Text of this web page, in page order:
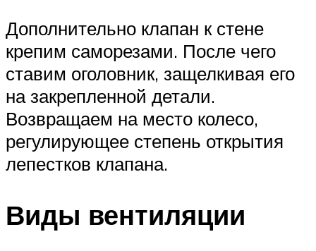
Дополнительно клапан к стене
крепим саморезами. После чего
ставим оголовник, защелкивая его
на закрепленной детали.
Возвращаем на место колесо,
регулирующее степень открытия
лепестков клапана.
Виды вентиляции